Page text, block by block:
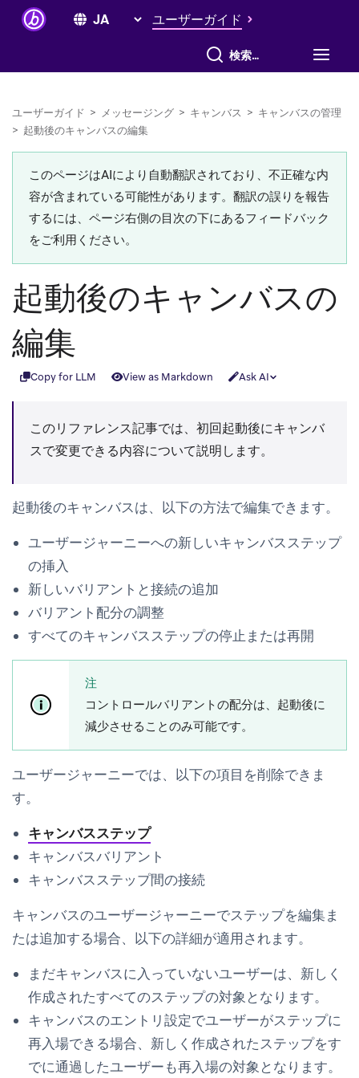
ユーザーガイド
すべて検索
ユーザーガイド > メッセージング > キャンバス > キャンバスの管理
> 起動後のキャンバスの編集
このページはAIにより自動翻訳されており、不正確な内
容が含まれている可能性があります。翻訳の誤りを報告
するには、ページ右側の目次の下にあるフィードバック
をご利用ください。
起動後のキャンバスの
編集
Copy for LLM View as Markdown Ask AI
このリファレンス記事では、初回起動後にキャンバ
スで変更できる内容について説明します。
起動後のキャンバスは、以下の方法で編集できます。
ユーザージャーニーへの新しいキャンバスステップ
の挿入
新しいバリアントと接続の追加
バリアント配分の調整
すべてのキャンバスステップの停止または再開
注
コントロールバリアントの配分は、起動後に
減少させることのみ可能です。
ユーザージャーニーでは、以下の項目を削除できま
す。
キャンバスステップ
キャンバスバリアント
キャンバスステップ間の接続
キャンバスのユーザージャーニーでステップを編集ま
たは追加する場合、以下の詳細が適用されます。
まだキャンバスに入っていないユーザーは、新しく
作成されたすべてのステップの対象となります。
キャンバスのエントリ設定でユーザーがステップに
再入場できる場合、新しく作成されたステップをす
でに通過したユーザーも再入場の対象となります。